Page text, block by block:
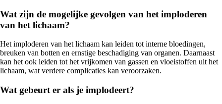
Wat zijn de mogelijke gevolgen van het imploderen
van het lichaam?
Het imploderen van het lichaam kan leiden tot interne bloedingen,
breuken van botten en ernstige beschadiging van organen. Daarnaast
kan het ook leiden tot het vrijkomen van gassen en vloeistoffen uit het
lichaam, wat verdere complicaties kan veroorzaken.
Wat gebeurt er als je implodeert?